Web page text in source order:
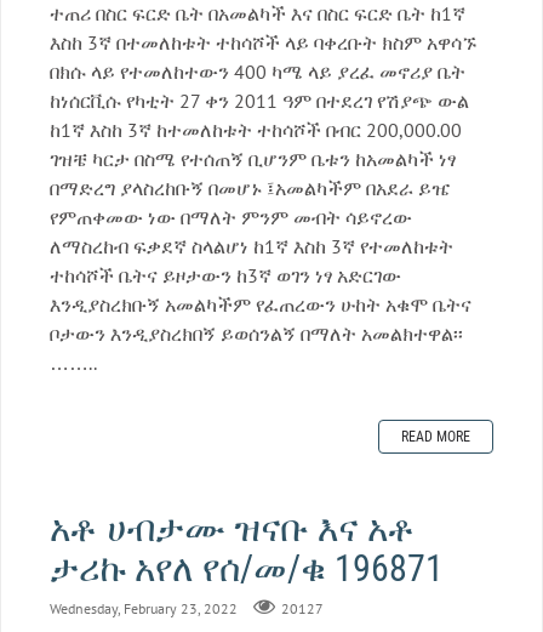
ተጠሪ በስር ፍርድ ቤት በአመልካች እና በስር ፍርድ ቤት ከ1ኛ
እስከ 3ኛ በተመለከቱት ተከሳሾች ላይ ባቀረቡት ክስም አዋሳኙ
በክሱ ላይ የተመለከተውን 400 ካሜ ላይ ያረፈ መኖሪያ ቤት
ከነሰርቪሱ የካቲት 27 ቀን 2011 ዓም በተደረገ የሽያጭ ውል
ከ1ኛ እስከ 3ኛ ከተመለከቱት ተከሳሾች በብር 200,000.00
ገዝቼ ካርታ በስሜ የተሰጠኝ ቢሆንም ቤቱን ከአመልካች ነፃ
በማድረግ ያላስረከቡኝ በመሆኑ ፤አመልካችም በአደራ ይዤ
የምጠቀመው ነው በማለት ምንም መብት ሳይኖረው
ለማስረከብ ፍቃደኛ ስላልሆነ ከ1ኛ እስከ 3ኛ የተመለከቱት
ተከሳሾች ቤትና ይዞታውን ከ3ኛ ወገን ነፃ አድርገው
እንዲያስረክቡኝ አመልካችም የፈጠረውን ሁከት አቁሞ ቤትና
ቦታውን እንዲያስረክበኝ ይወሰንልኝ በማለት አመልክተዋል፡፡
……..
READ MORE
አቶ ሀብታሙ ዝናቡ እና አቶ
ታሪኩ አየለ የሰ/መ/ቁ 196871
Wednesday, February 23, 2022 20127